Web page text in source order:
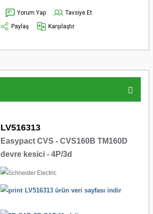
Yorum Yap
Tavsiye Et
Paylaş Karşılaştır
LV516313
Easypact CVS - CVS160B TM160D
devre kesici - 4P/3d
LV516313 ürün veri sayfası indir